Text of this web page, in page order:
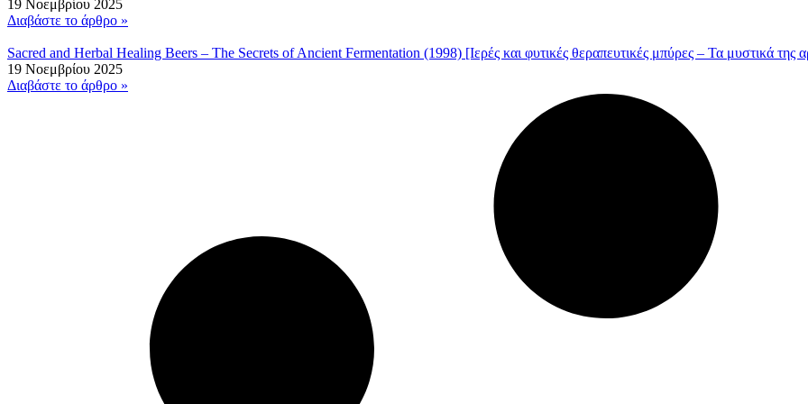
19 Νοεμβρίου 2025
Διαβάστε το άρθρο »
Sacred and Herbal Healing Beers – The Secrets of Ancient Fermentation (1998) [Ιερές και φυτικές θεραπευτικές μπύρες – Τα μυστικά της
19 Νοεμβρίου 2025
Διαβάστε το άρθρο »